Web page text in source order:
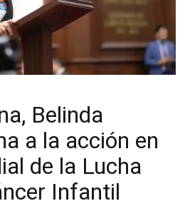
Belinda
a la acción en
de la Lucha
Infantil